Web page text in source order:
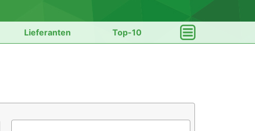
Lieferanten Top-10